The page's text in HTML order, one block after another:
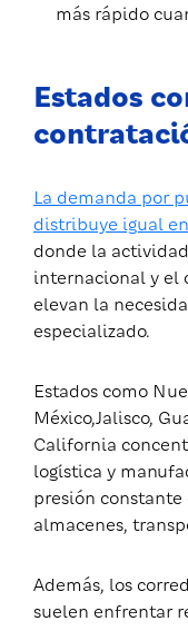
más rápido
Estados
La demanda por
distribuye igual
donde la
internacional y el
elevan la
especializado.
Estados como
México,Jalisco,
California
logística y
presión
almacenes,
Además, los
suelen enfrentar